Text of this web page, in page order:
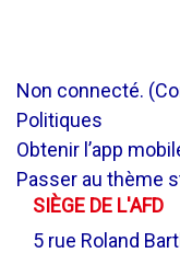
Non connecté. (
Politiques
Obtenir l’app
Passer au thème
SIÈGE DE L'AFD
5 rue Roland